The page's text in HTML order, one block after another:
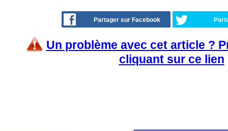
Partager sur Facebook
Un problème avec cet article ?
cliquant sur ce lien